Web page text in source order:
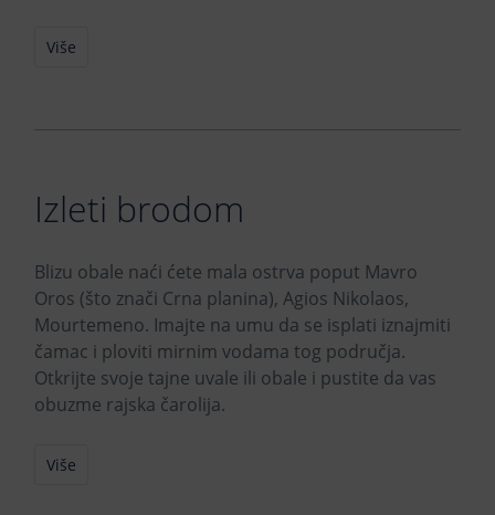
Više
Izleti brodom
Blizu obale naći ćete mala ostrva poput Mavro
Oros (što znači Crna planina), Agios Nikolaos,
Mourtemeno. Imajte na umu da se isplati iznajmiti
čamac i ploviti mirnim vodama tog područja.
Otkrijte svoje tajne uvale ili obale i pustite da vas
obuzme rajska čarolija.
Više